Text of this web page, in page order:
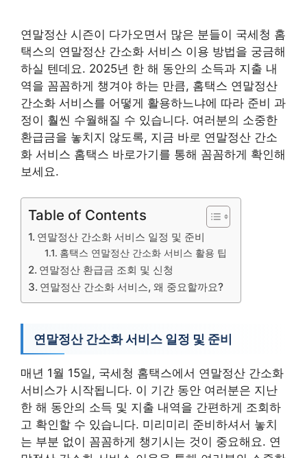
연말정산 시즌이 다가오면서 많은 분들이 국세청 홈
택스의 연말정산 간소화 서비스 이용 방법을 궁금해
하실 텐데요. 2025년 한 해 동안의 소득과 지출 내
역을 꼼꼼하게 챙겨야 하는 만큼, 홈택스 연말정산
간소화 서비스를 어떻게 활용하느냐에 따라 준비 과
정이 훨씬 수월해질 수 있습니다. 여러분의 소중한
환급금을 놓치지 않도록, 지금 바로 연말정산 간소
화 서비스 홈택스 바로가기를 통해 꼼꼼하게 확인해
보세요.
Table of Contents
연말정산 간소화 서비스 일정 및 준비
홈택스 연말정산 간소화 서비스 활용 팁
연말정산 환급금 조회 및 신청
연말정산 간소화 서비스, 왜 중요할까요?
연말정산 간소화 서비스 일정 및 준비
매년 1월 15일, 국세청 홈택스에서 연말정산 간소화
서비스가 시작됩니다. 이 기간 동안 여러분은 지난
한 해 동안의 소득 및 지출 내역을 간편하게 조회하
고 확인할 수 있습니다. 미리미리 준비하셔서 놓치
는 부분 없이 꼼꼼하게 챙기시는 것이 중요해요. 연